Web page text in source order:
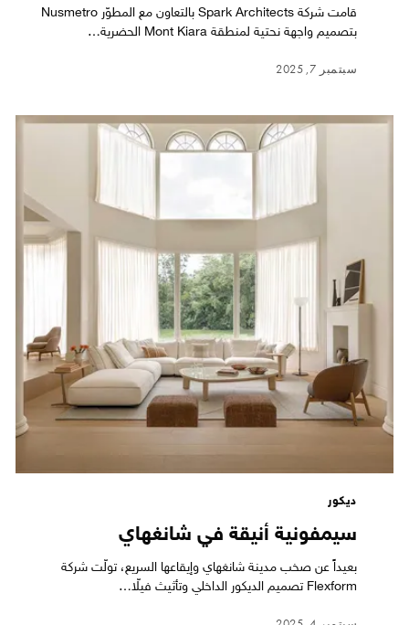
قامت شركة Spark Architects بالتعاون مع المطوّر Nusmetro
بتصميم واجهة نحتية لمنطقة Mont Kiara الحضرية…
سبتمبر 7, 2025
ديكور
سيمفونية أنيقة في شانغهاي
بعيداً عن صخب مدينة شانغهاي وإيقاعها السريع، تولّت شركة
Flexform تصميم الديكور الداخلي وتأثيث فيلّا…